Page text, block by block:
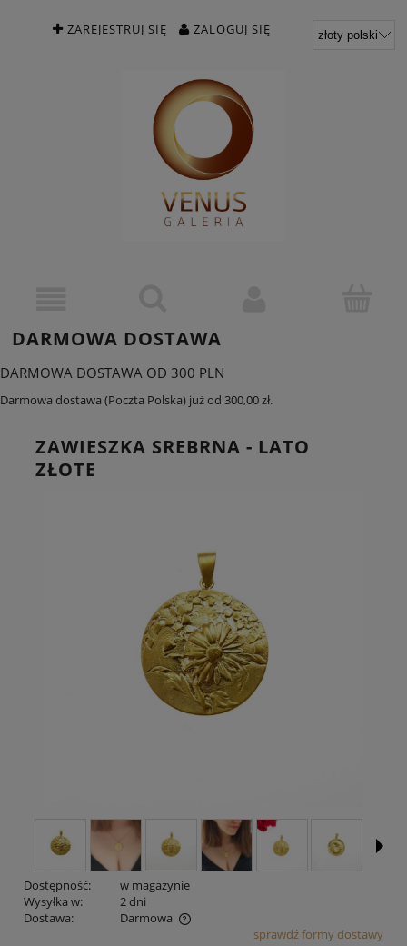
ZAREJESTRUJ SIĘ ZALOGUJ SIĘ
DARMOWA DOSTAWA
DARMOWA DOSTAWA OD 300 PLN
Darmowa dostawa (Poczta Polska) już od 300,00 zł.
ZAWIESZKA SREBRNA - LATO
ZŁOTE
Dostępność:
w magazynie
Wysyłka w:
2 dni
Dostawa:
Darmowa
Cena nie zawiera ewentualnych kosztów płatnościsprawdź formy dostawy